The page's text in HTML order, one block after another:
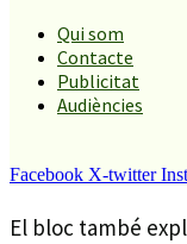
Qui som
Contacte
Publicitat
Audiències
Facebook X-twitter
El bloc, que a
critica també
espanyola
sense atendre a
Osorio assegura
de primera, de
El bloc també